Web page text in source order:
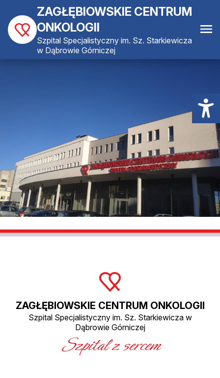
ZAGŁĘBIOWSKIE CENTRUM
ONKOLOGII
Szpital Specjalistyczny im. Sz. Starkiewicza
w Dąbrowie Górniczej
ZAGŁĘBIOWSKIE CENTRUM ONKOLOGII
Szpital Specjalistyczny im. Sz. Starkiewicza w
Dąbrowie Górniczej
Szpital z sercem